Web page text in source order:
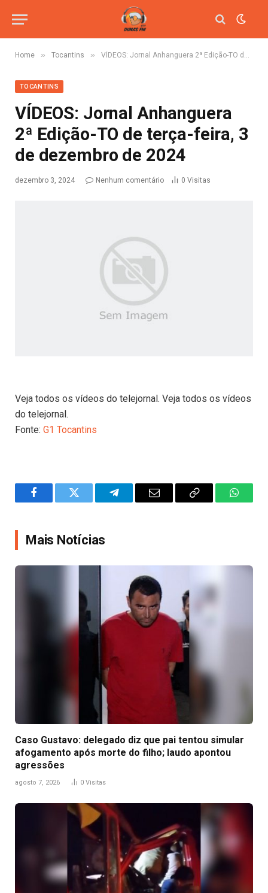
Home » Tocantins » VÍDEOS: Jornal Anhanguera 2ª Edição-TO de terça-feira, 3 de dezembro de 2024
TOCANTINS
VÍDEOS: Jornal Anhanguera
2ª Edição-TO de terça-feira, 3
de dezembro de 2024
dezembro 3, 2024 Nenhum comentário 0 Visitas
Veja todos os vídeos do telejornal. Veja todos os vídeos
do telejornal.
Fonte: G1 Tocantins
FacebookTwitter TelegramEmail
Copy
Mais Notícias
Caso Gustavo: delegado diz que pai tentou simular
afogamento após morte do filho; laudo apontou
agressões
agosto 7, 2026 0 Visitas